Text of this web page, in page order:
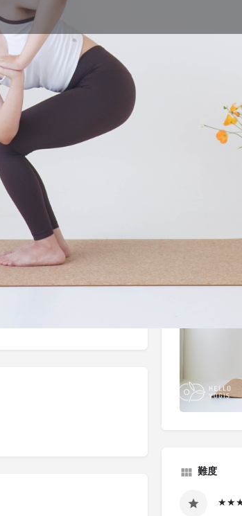
體式介紹
難度